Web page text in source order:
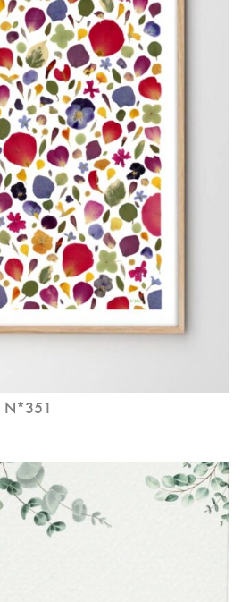
N*351